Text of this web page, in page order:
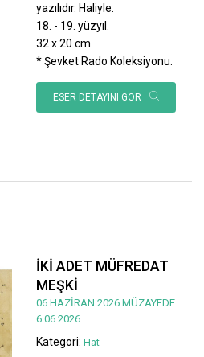
yazılıdır. Haliyle.
18. - 19. yüzyıl.
32 x 20 cm.
* Şevket Rado Koleksiyonu.
ESER DETAYINI GÖR
İKİ ADET MÜFREDAT
MEŞKİ
06 HAZİRAN 2026 MÜZAYEDE
6.06.2026
Kategori: Hat